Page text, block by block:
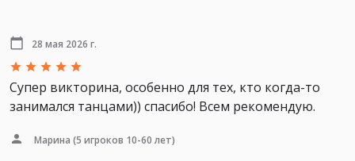
28 мая 2026 г.
Супер викторина, особенно для тех, кто когда-то
занимался танцами)) спасибо! Всем рекомендую.
Марина (5 игроков 10-60 лет)